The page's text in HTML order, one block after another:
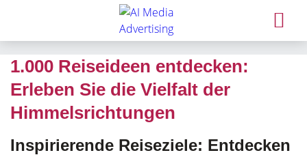
1.000 Reiseideen entdecken:
Erleben Sie die Vielfalt der
Himmelsrichtungen
Inspirierende Reiseziele: Entdecken